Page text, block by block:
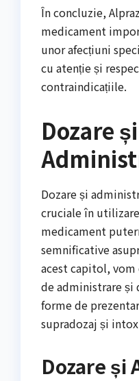
În concluzie,
medicament
unor afecțiuni
cu atenție și
contraindicațiile.
Dozare și
Dozare și
cruciale în
medicament
semnificative
acest capitol,
de administrare și
forme de
supradozaj și
Dozare și